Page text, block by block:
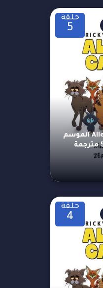
حلقة
5
مسلسل Alley Cats الموسم
حلقة
4